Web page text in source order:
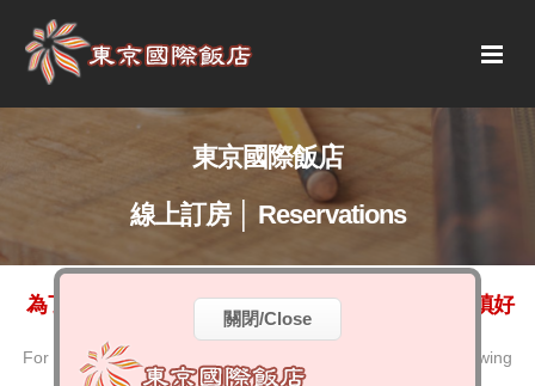
關閉/Close
東京國際飯店
線上訂房 │ Reservations
為了給您提供方便優質的線上預訂服務﹐請您仔細填好
下列各項欄位
For the best reservation service quality, please fill in the following